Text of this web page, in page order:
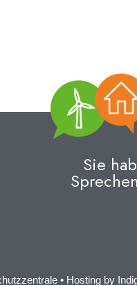
Sie
• Hosting by